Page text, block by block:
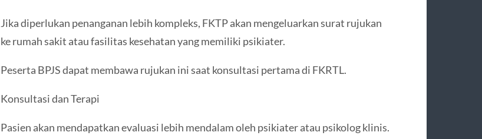
Jika diperlukan penanganan lebih kompleks, FKTP akan mengeluarkan surat rujukan
ke rumah sakit atau fasilitas kesehatan yang memiliki psikiater.
Peserta BPJS dapat membawa rujukan ini saat konsultasi pertama di FKRTL.
Konsultasi dan Terapi
Pasien akan mendapatkan evaluasi lebih mendalam oleh psikiater atau psikolog klinis.